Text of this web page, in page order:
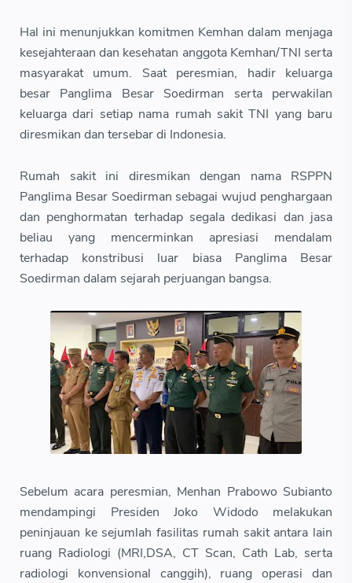
Hal ini menunjukkan komitmen Kemhan dalam menjaga
kesejahteraan dan kesehatan anggota Kemhan/TNI serta
masyarakat umum. Saat peresmian, hadir keluarga
besar Panglima Besar Soedirman serta perwakilan
keluarga dari setiap nama rumah sakit TNI yang baru
diresmikan dan tersebar di Indonesia.
Rumah sakit ini diresmikan dengan nama RSPPN
Panglima Besar Soedirman sebagai wujud penghargaan
dan penghormatan terhadap segala dedikasi dan jasa
beliau yang mencerminkan apresiasi mendalam
terhadap konstribusi luar biasa Panglima Besar
Soedirman dalam sejarah perjuangan bangsa.
Sebelum acara peresmian, Menhan Prabowo Subianto
mendampingi Presiden Joko Widodo melakukan
peninjauan ke sejumlah fasilitas rumah sakit antara lain
ruang Radiologi (MRI,DSA, CT Scan, Cath Lab, serta
radiologi konvensional canggih), ruang operasi dan